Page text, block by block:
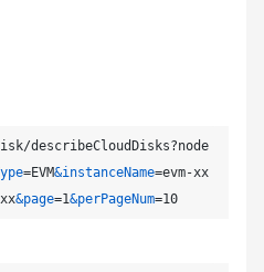
describeCloudDisks?node
=EVM&instanceName=evm-xx
&page=1&perPageNum =10